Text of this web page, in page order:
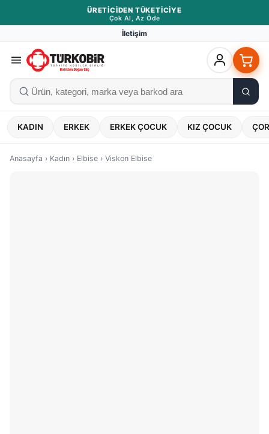
ÜRETICIDEN TÜKETICIYE
Çok Al, Az Öde
İletişim
KADIN ERKEK ERKEK ÇOCUK KIZ ÇOCUK
Anasayfa › Kadın › Elbise › Viskon Elbise